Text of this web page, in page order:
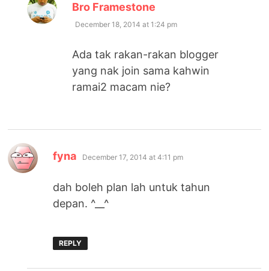
Bro Framestone
December 18, 2014 at 1:24 pm
Ada tak rakan-rakan blogger
yang nak join sama kahwin
ramai2 macam nie?
fyna says:
December 17, 2014 at 4:11 pm
dah boleh plan lah untuk tahun
depan. ^__^
REPLY